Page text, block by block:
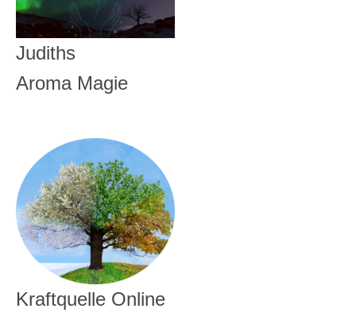
Judiths
Aroma Magie
Kraftquelle Online